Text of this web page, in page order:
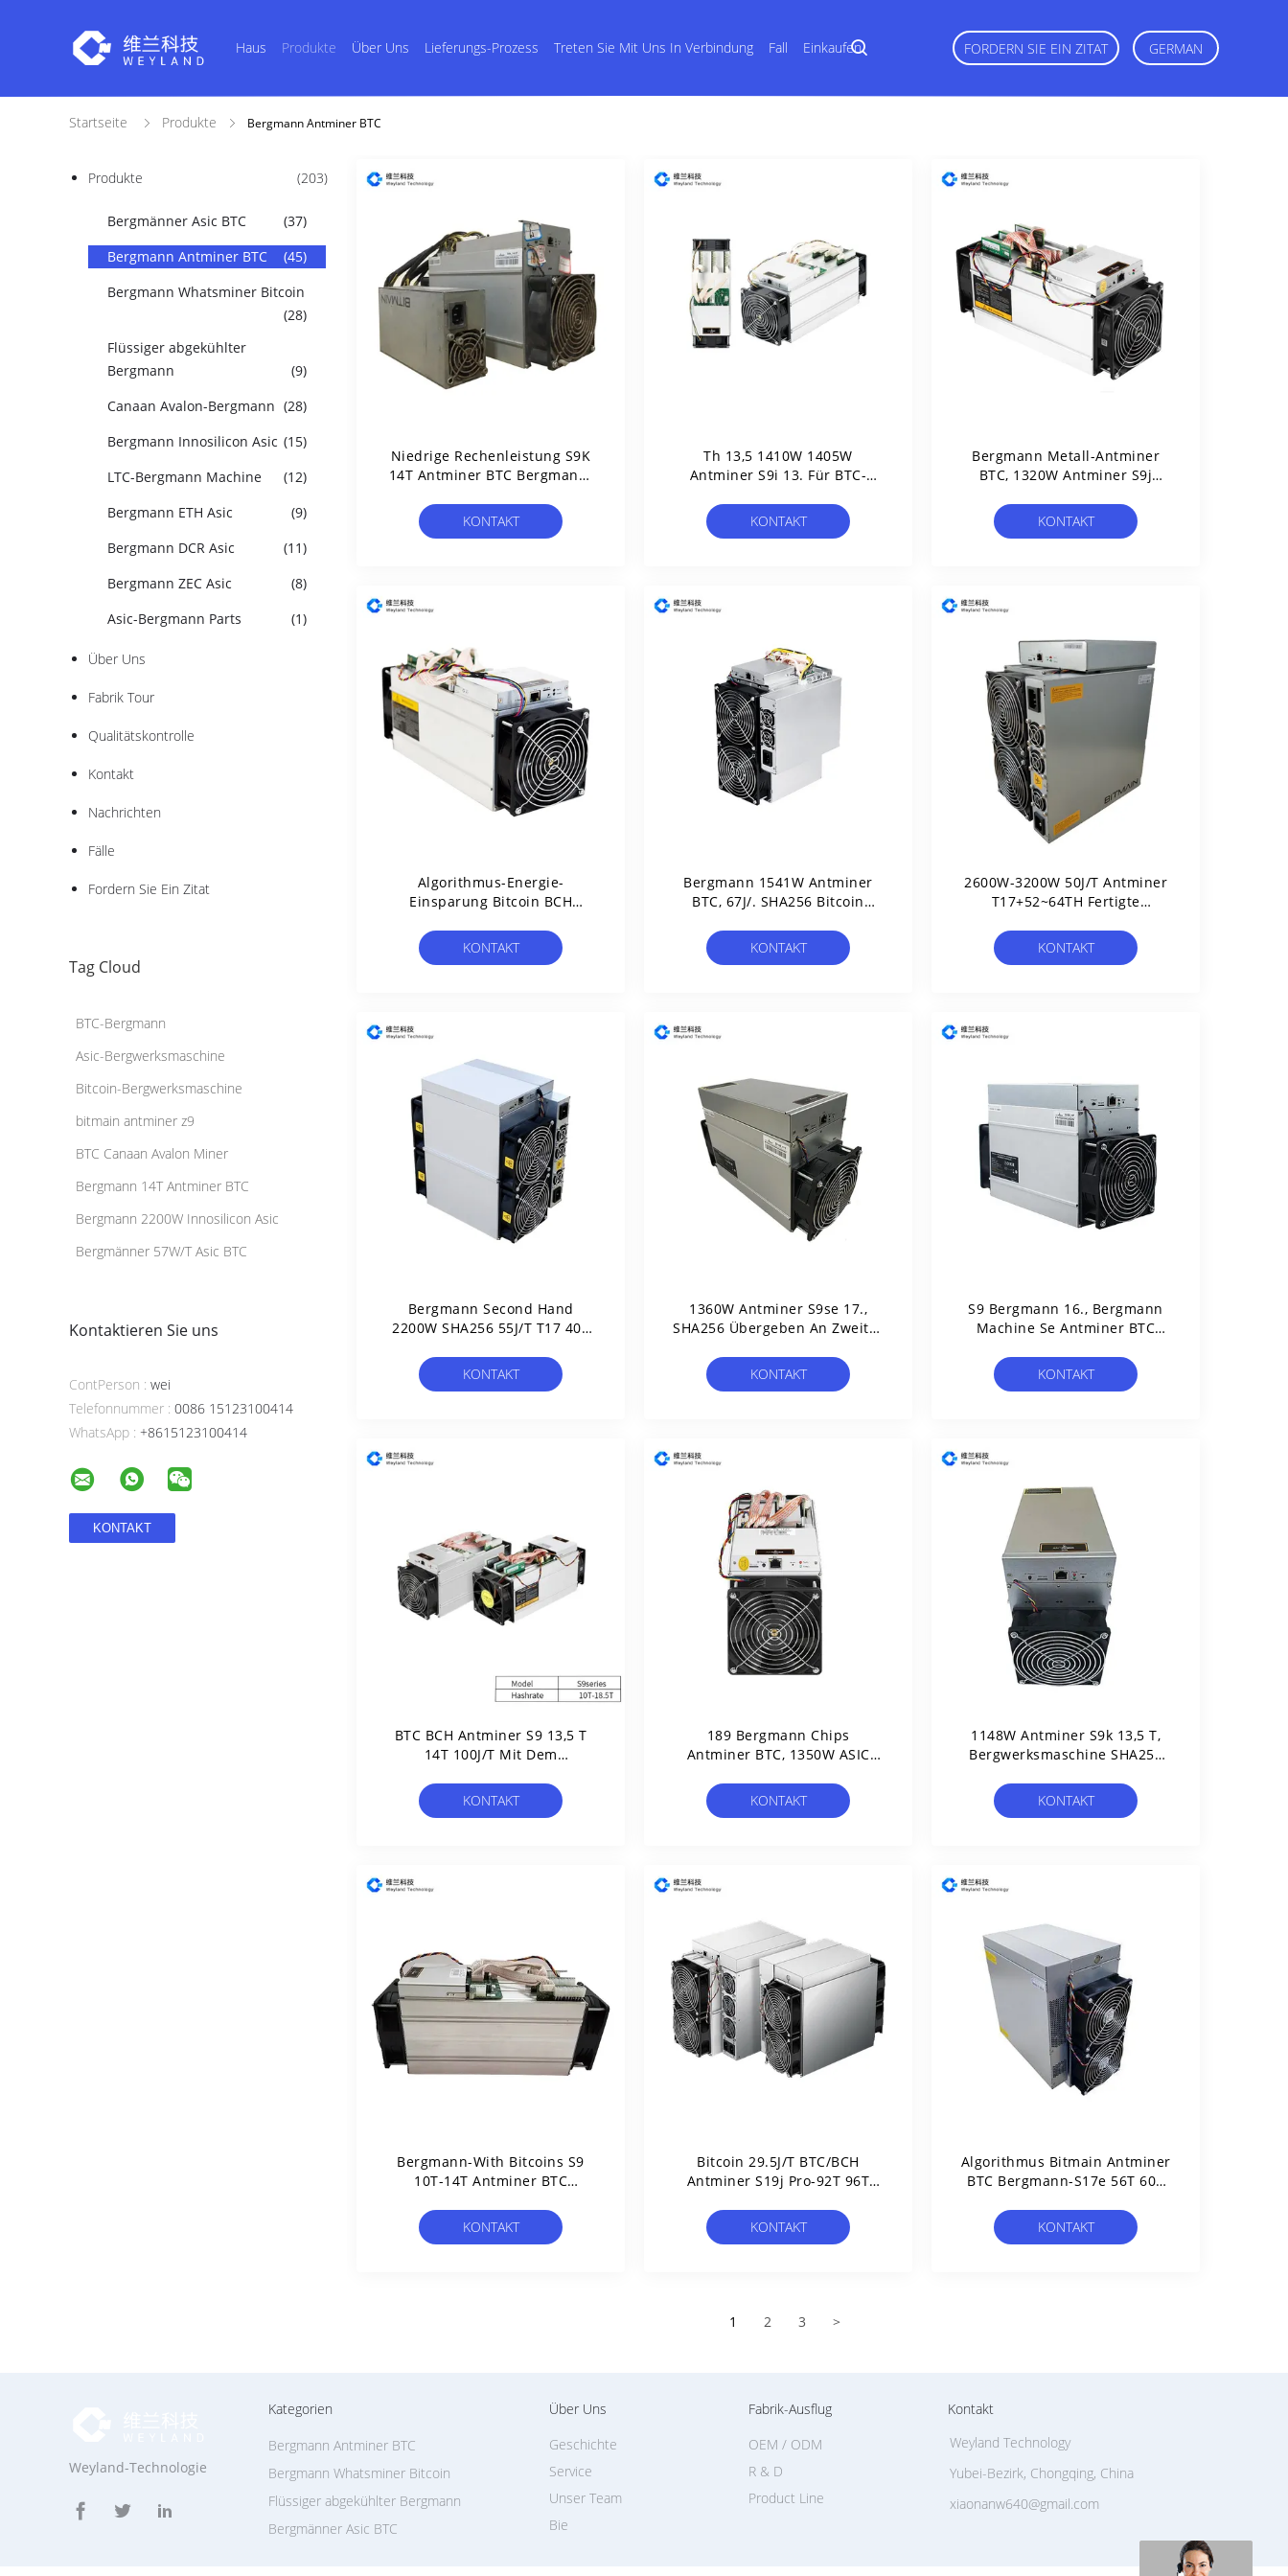
Haus Produkte Über Uns Lieferungs-Prozess Treten Sie Mit Uns In Verbindung Fall Einkaufen FORDERN SIE EIN ZITAT GERMAN
Startseite Produkte Bergmann Antminer BTC
Produkte (203)
Bergmänner Asic BTC
(37)
Bergmann Antminer BTC
(45)
Bergmann Whatsminer Bitcoin
(28)
Flüssiger abgekühlter
Bergmann
(9)
Canaan Avalon-Bergmann (28)
Bergmann Innosilicon Asic (15)
LTC-Bergmann Machine
(12)
Bergmann ETH Asic
(9)
Bergmann DCR Asic
(11)
Bergmann ZEC Asic
(8)
Asic-Bergmann Parts
(1)
Über Uns
Fabrik Tour
Qualitätskontrolle
Kontakt
Nachrichten
Fälle
Fordern Sie Ein Zitat
Tag Cloud
BTC-Bergmann
Asic-Bergwerksmaschine
Bitcoin-Bergwerksmaschine
bitmain antminer z9
BTC Canaan Avalon Miner
Bergmann 14T Antminer BTC
Bergmann 2200W Innosilicon Asic
Bergmänner 57W/T Asic BTC
Kontaktieren Sie uns
ContPerson : wei
Telefonnummer : 0086 15123100414
WhatsApp : +8615123100414
Niedrige Rechenleistung S9K
14T Antminer BTC Bergmann-
KONTAKT
Th 13,5 1410W 1405W
Antminer S9i 13. Für BTC-
KONTAKT
Bergmann Metall-Antminer
BTC, 1320W Antminer S9j
KONTAKT
Algorithmus-Energie-
Einsparung Bitcoin BCH
SHA256
KONTAKT
Bergmann 1541W Antminer
BTC, 67J/. SHA256 Bitcoin
KONTAKT
2600W-3200W 50J/T Antminer
T17+52~64TH Fertigte
An
KONTAKT
Bergmann Second Hand
2200W SHA256 55J/T T17 40T
KONTAKT
1360W Antminer S9se 17.,
SHA256 Übergeben An Zweiter
KONTAKT
S9 Bergmann 16., Bergmann
Machine Se Antminer BTC
Cryptocurrency
KONTAKT
BTC BCH Antminer S9 13,5 T
14T 100J/T Mit Dem
KONTAKT
189 Bergmann Chips
Antminer BTC, 1350W ASIC
KONTAKT
1148W Antminer S9k 13,5 T,
Bergwerksmaschine SHA256
KONTAKT
Bergmann-With Bitcoins S9
10T-14T Antminer BTC
KONTAKT
Bitcoin 29.5J/T BTC/BCH
Antminer S19j Pro-92T 96T
KONTAKT
Algorithmus Bitmain Antminer
BTC Bergmann-S17e 56T 60T
KONTAKT
1 2 3 >
Weyland-Technologie
Kategorien
Bergmänner Asic BTC
Bergmann Antminer BTC
Bergmann Whatsminer Bitcoin
Flüssiger abgekühlter Bergmann
Über Uns
Bie
Geschichte
Service
Unser Team
Fabrik-Ausflug
Product Line
OEM / ODM
R & D
Kontakt
Weyland Technology
Yubei-Bezirk, Chongqing, China
xiaonanw640@gmail.com